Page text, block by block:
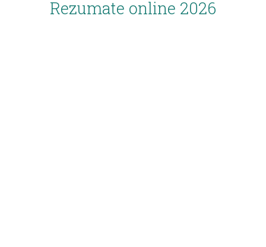
Rezumate online 2026